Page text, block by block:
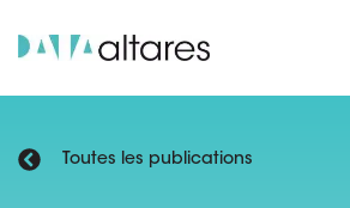
Nous contacter
Toutes les publications